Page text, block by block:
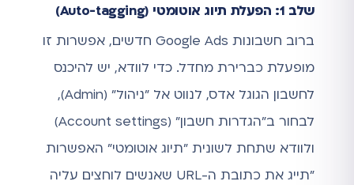
שלב 1: הפעלת תיוג אוטומטי (Auto-tagging)
ברוב חשבונות Google Ads חדשים, אפשרות זו
מופעלת כברירת מחדל. כדי לוודא, יש להיכנס
לחשבון הגוגל אדס, לנווט אל "ניהול" (Admin),
לבחור ב"הגדרות חשבון" (Account settings)
ולוודא שתחת לשונית "תיוג אוטומטי" האפשרות
"תייג את כתובת ה-URL שאנשים לוחצים עליה